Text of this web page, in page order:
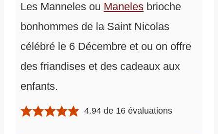
Les Manneles ou Maneles brioche
bonhommes de la Saint Nicolas
célébré le 6 Décembre et ou on offre
des friandises et des cadeaux aux
enfants.
4.94 de 16 évaluations